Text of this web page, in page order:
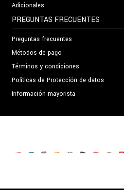
Adicionales
PREGUNTAS FRECUENTES
Preguntas frecuentes
Métodos de pago
Términos y condiciones
Políticas de Protección de datos
Información mayorista